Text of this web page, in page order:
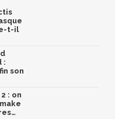
t-il
:
son
: on